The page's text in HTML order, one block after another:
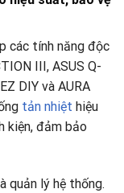
các tính năng độc
III, ASUS Q-
DIY và AURA
tản nhiệt hiệu
kiện, đảm bảo
quản lý hệ thống.